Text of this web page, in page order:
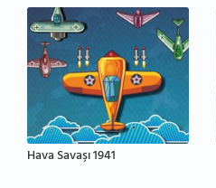
Hava Savaşı 1941